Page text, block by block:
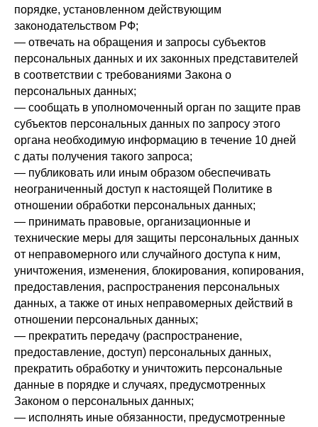
порядке, установленном действующим
законодательством РФ;
— отвечать на обращения и запросы субъектов
персональных данных и их законных представителей
в соответствии с требованиями Закона о
персональных данных;
— сообщать в уполномоченный орган по защите прав
субъектов персональных данных по запросу этого
органа необходимую информацию в течение 10 дней
с даты получения такого запроса;
— публиковать или иным образом обеспечивать
неограниченный доступ к настоящей Политике в
отношении обработки персональных данных;
— принимать правовые, организационные и
технические меры для защиты персональных данных
от неправомерного или случайного доступа к ним,
уничтожения, изменения, блокирования, копирования,
предоставления, распространения персональных
данных, а также от иных неправомерных действий в
отношении персональных данных;
— прекратить передачу (распространение,
предоставление, доступ) персональных данных,
прекратить обработку и уничтожить персональные
данные в порядке и случаях, предусмотренных
Законом о персональных данных;
— исполнять иные обязанности, предусмотренные